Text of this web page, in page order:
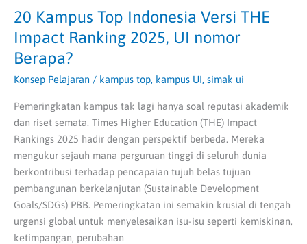
20 Kampus Top Indonesia Versi THE
Impact Ranking 2025, UI nomor
Berapa?
Konsep Pelajaran / kampus top, kampus UI, simak ui
Pemeringkatan kampus tak lagi hanya soal reputasi akademik
dan riset semata. Times Higher Education (THE) Impact
Rankings 2025 hadir dengan perspektif berbeda. Mereka
mengukur sejauh mana perguruan tinggi di seluruh dunia
berkontribusi terhadap pencapaian tujuh belas tujuan
pembangunan berkelanjutan (Sustainable Development
Goals/SDGs) PBB. Pemeringkatan ini semakin krusial di tengah
urgensi global untuk menyelesaikan isu-isu seperti kemiskinan,
ketimpangan, perubahan